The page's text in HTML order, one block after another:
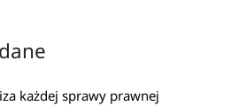
każdej sprawy prawnej